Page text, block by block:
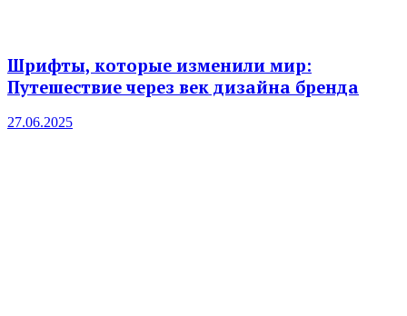
Шрифты, которые изменили мир:
Путешествие через век дизайна бренда
27.06.2025